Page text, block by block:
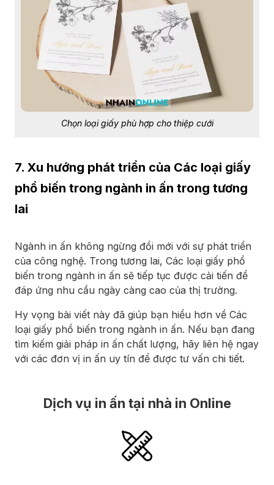
Chọn loại giấy phù hợp cho thiệp cưới
7. Xu hướng phát triển của Các loại giấy
phổ biến trong ngành in ấn trong tương
lai
Ngành in ấn không ngừng đổi mới với sự phát triển
của công nghệ. Trong tương lai, Các loại giấy phổ
biến trong ngành in ấn sẽ tiếp tục được cải tiến để
đáp ứng nhu cầu ngày càng cao của thị trường.
Hy vọng bài viết này đã giúp bạn hiểu hơn về Các
loại giấy phổ biến trong ngành in ấn. Nếu bạn đang
tìm kiếm giải pháp in ấn chất lượng, hãy liên hệ ngay
với các đơn vị in ấn uy tín để được tư vấn chi tiết.
Dịch vụ in ấn tại nhà in Online